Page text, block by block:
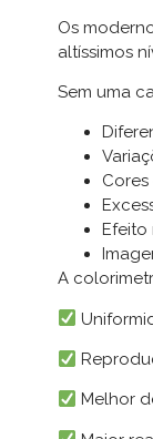
Os
altíssimos
Sem uma
Efeito
A
Melhor